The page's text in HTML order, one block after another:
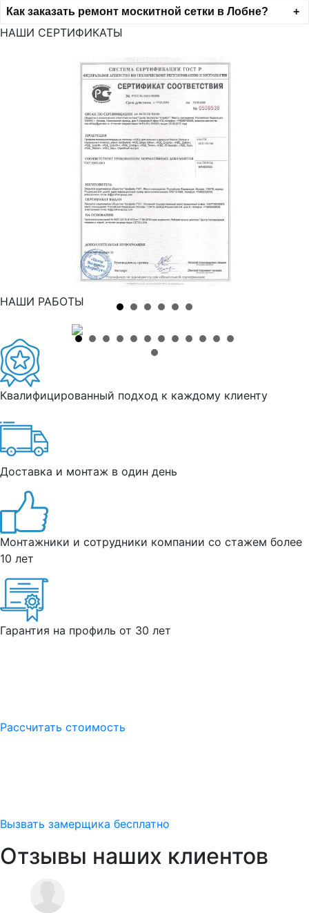
Как заказать ремонт москитной сетки в Лобне?
НАШИ СЕРТИФИКАТЫ
НАШИ РАБОТЫ
Квалифицированный подход к каждому клиенту
Доставка и монтаж в один день
Монтажники и сотрудники компании со стажем более
10 лет
Гарантия на профиль от 30 лет
Рассчитать стоимость
Вызвать замерщика бесплатно
Отзывы наших клиентов